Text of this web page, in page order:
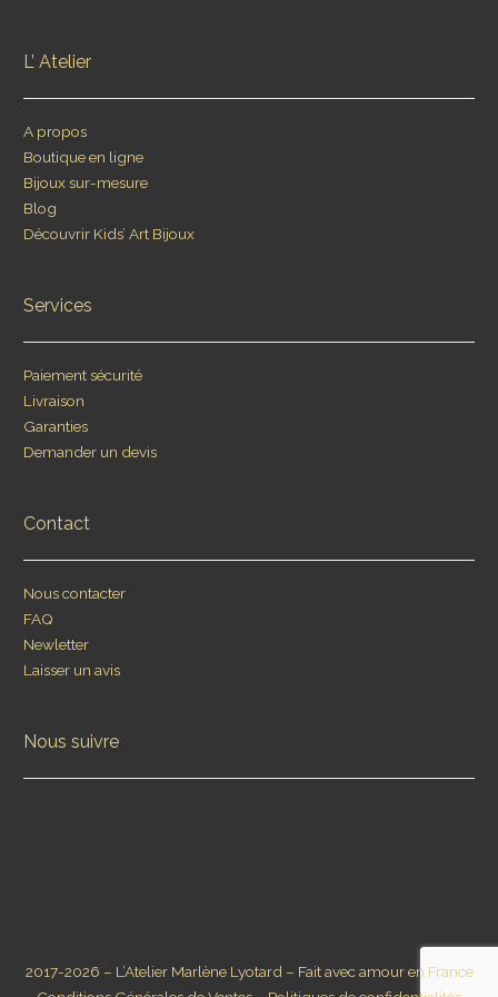
L’ Atelier
A propos
Boutique en ligne
Bijoux sur-mesure
Blog
Découvrir Kids’ Art Bijoux
Services
Paiement sécurité
Livraison
Garanties
Demander un devis
Contact
Nous contacter
FAQ
Newletter
Laisser un avis
Nous suivre
2017-2026 – L’Atelier Marlène Lyotard – Fait avec amour en France